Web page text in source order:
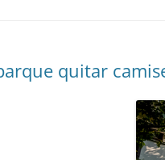
quitar